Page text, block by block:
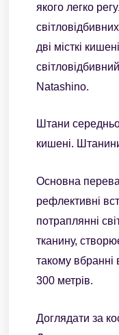
якого легко
дві місткі
Natashino.
Штани
кишені.
Основна
рефлективні
потраплянні
тканину,
такому вбранні
300 метрів.
Доглядати за